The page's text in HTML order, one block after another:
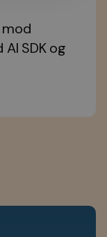
SDK og